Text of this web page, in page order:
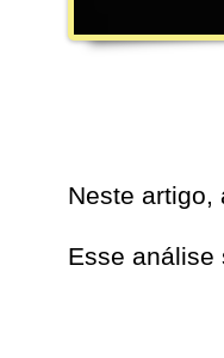
Neste artigo,
Esse análise